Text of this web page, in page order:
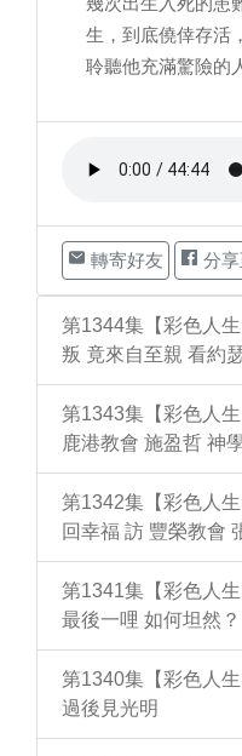
生，到底僥倖存
聆聽他充滿驚險的
轉寄好友 分
第1344集【彩色人
叛 竟來自至親 看約
第1343集【彩色人
鹿港教會 施盈哲 神
第1342集【彩色人
回幸福 訪 豐榮教會
第1341集【彩色人
最後一哩 如何坦然？
第1340集【彩色人
過後見光明